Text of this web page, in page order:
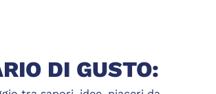
DI GUSTO: